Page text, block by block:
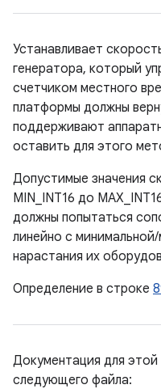
Устанавливает
генератора, который
счетчиком местного
платформы должны
поддерживают
оставить для этого
Допустимые значения
MIN_INT16 до
должны попытаться
линейно с
нарастания их
Определение в строке
Документация для
следующего файла: